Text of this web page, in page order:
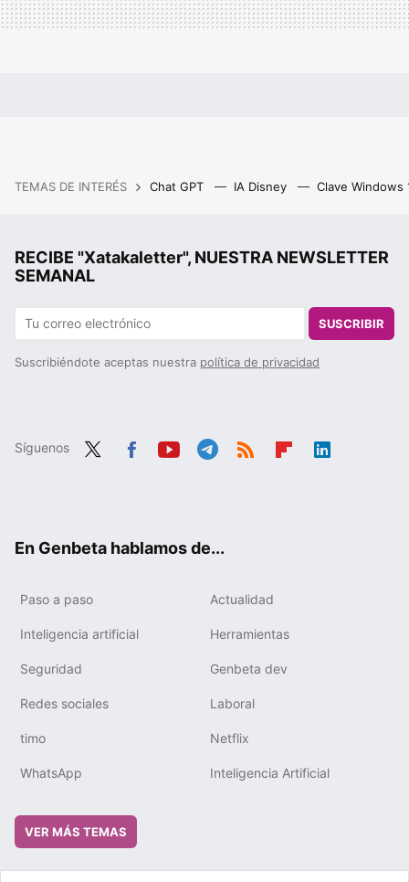
TEMAS DE INTERÉS Chat GPT IA Disney Clave Windows
RECIBE "Xatakaletter", NUESTRA NEWSLETTER
SEMANAL
SUSCRIBIR
Suscribiéndote aceptas nuestra política de privacidad
Síguenos
En Genbeta hablamos de...
Paso a paso Actualidad
Inteligencia artificial Herramientas
Seguridad Genbeta dev
Redes sociales Laboral
timo Netflix
WhatsApp Inteligencia Artificial
VER MÁS TEMAS